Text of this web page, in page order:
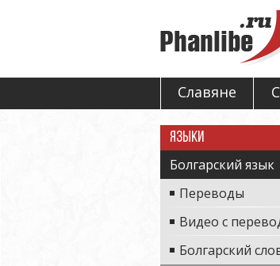
Славяне
Языки
Болгарский язык
Переводы
Видео с
Болгарский